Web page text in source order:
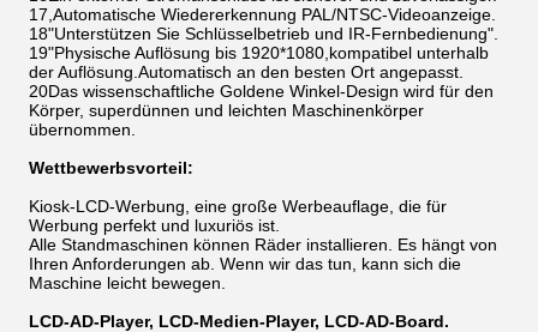
17,Automatische Wiedererkennung PAL/NTSC-Videoanzeige.
18"Unterstützen Sie Schlüsselbetrieb und IR-Fernbedienung".
19"Physische Auflösung bis 1920*1080,kompatibel unterhalb
der Auflösung.Automatisch an den besten Ort angepasst.
20Das wissenschaftliche Goldene Winkel-Design wird für den
Körper, superdünnen und leichten Maschinenkörper
übernommen.
Wettbewerbsvorteil:
Kiosk-LCD-Werbung, eine große Werbeauflage, die für
Werbung perfekt und luxuriös ist.
Alle Standmaschinen können Räder installieren. Es hängt von
Ihren Anforderungen ab. Wenn wir das tun, kann sich die
Maschine leicht bewegen.
LCD-AD-Player, LCD-Medien-Player, LCD-AD-Board.